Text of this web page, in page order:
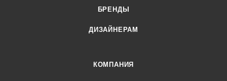
БРЕНДЫ
ДИЗАЙНЕРАМ
КОМПАНИЯ